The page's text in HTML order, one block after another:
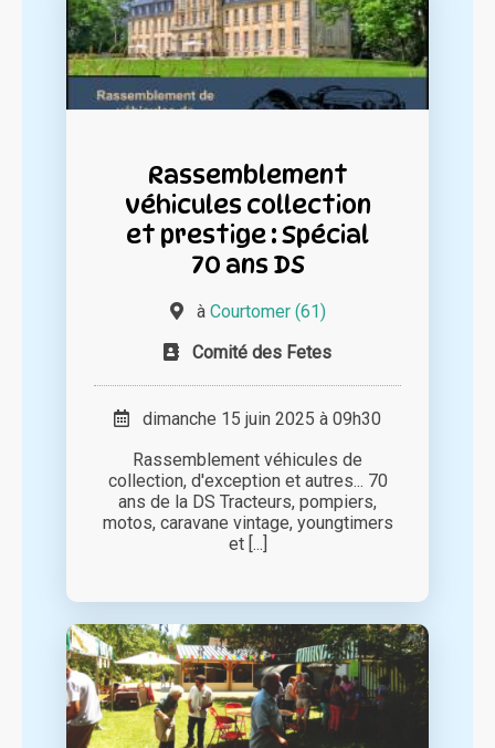
Rassemblement
véhicules collection
et prestige : Spécial
70 ans DS
à Courtomer (61)
Comité des Fetes
dimanche 15 juin 2025 à 09h30
Rassemblement véhicules de
collection, d'exception et autres... 70
ans de la DS Tracteurs, pompiers,
motos, caravane vintage, youngtimers
et [...]